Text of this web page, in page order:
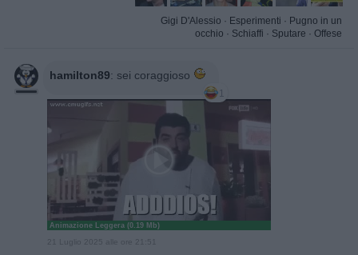
Gigi D'Alessio · Esperimenti · Pugno in un
occhio · Schiaffi · Sputare · Offese
hamilton89: sei coraggioso
1
Animazione Leggera (0.19 Mb)